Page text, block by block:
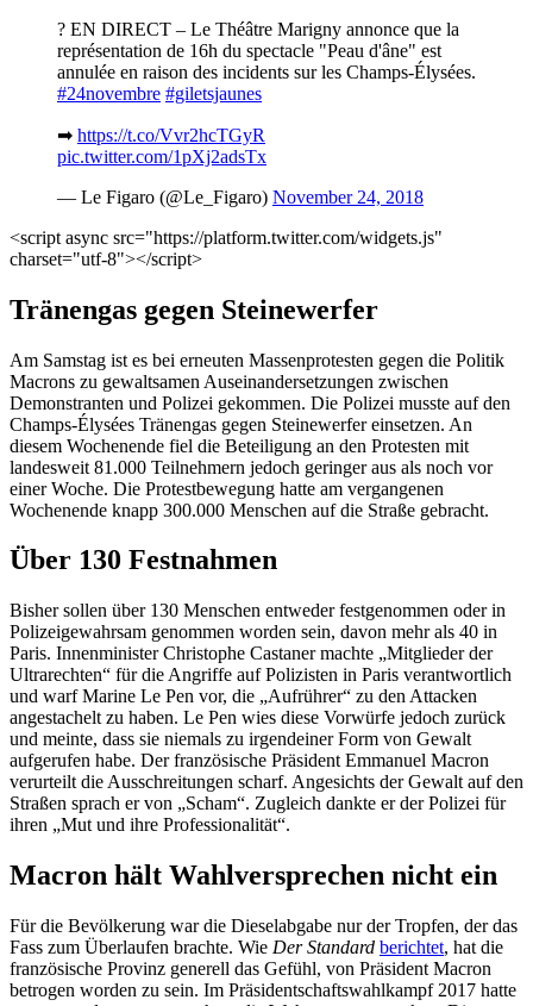
? EN DIRECT – Le Théâtre Marigny annonce que la
représentation de 16h du spectacle "Peau d'âne" est
annulée en raison des incidents sur les Champs-Élysées.
#24novembre #giletsjaunes
➡ https://t.co/Vvr2hcTGyR
pic.twitter.com/1pXj2adsTx
— Le Figaro (@Le_Figaro) November 24, 2018
<script async src="https://platform.twitter.com/widgets.js"
charset="utf-8"></script>
Tränengas gegen Steinewerfer
Am Samstag ist es bei erneuten Massenprotesten gegen die Politik
Macrons zu gewaltsamen Auseinandersetzungen zwischen
Demonstranten und Polizei gekommen. Die Polizei musste auf den
Champs-Élysées Tränengas gegen Steinewerfer einsetzen. An
diesem Wochenende fiel die Beteiligung an den Protesten mit
landesweit 81.000 Teilnehmern jedoch geringer aus als noch vor
einer Woche. Die Protestbewegung hatte am vergangenen
Wochenende knapp 300.000 Menschen auf die Straße gebracht.
Über 130 Festnahmen
Bisher sollen über 130 Menschen entweder festgenommen oder in
Polizeigewahrsam genommen worden sein, davon mehr als 40 in
Paris. Innenminister Christophe Castaner machte „Mitglieder der
Ultrarechten“ für die Angriffe auf Polizisten in Paris verantwortlich
und warf Marine Le Pen vor, die „Aufrührer“ zu den Attacken
angestachelt zu haben. Le Pen wies diese Vorwürfe jedoch zurück
und meinte, dass sie niemals zu irgendeiner Form von Gewalt
aufgerufen habe. Der französische Präsident Emmanuel Macron
verurteilt die Ausschreitungen scharf. Angesichts der Gewalt auf den
Straßen sprach er von „Scham“. Zugleich dankte er der Polizei für
ihren „Mut und ihre Professionalität“.
Macron hält Wahlversprechen nicht ein
Für die Bevölkerung war die Dieselabgabe nur der Tropfen, der das
Fass zum Überlaufen brachte. Wie Der Standard berichtet, hat die
französische Provinz generell das Gefühl, von Präsident Macron
betrogen worden zu sein. Im Präsidentschaftswahlkampf 2017 hatte